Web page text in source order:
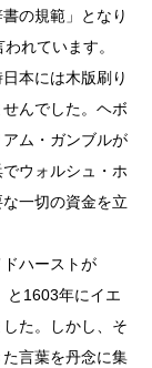
の規範」となり
れています。
本には木版刷り
んでした。ヘボ
ム・ガンブルが
ウォルシュ・ホ
一切の資金を立
ハーストが
と1603年にイエ
た。しかし、そ
言葉を丹念に集